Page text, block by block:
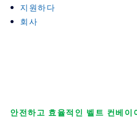
지원하다
회사
안전하고 효율적인 벨트 컨베이